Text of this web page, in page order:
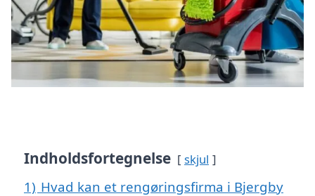
Indholdsfortegnelse skjul
1) Hvad kan et rengøringsfirma i Bjergby